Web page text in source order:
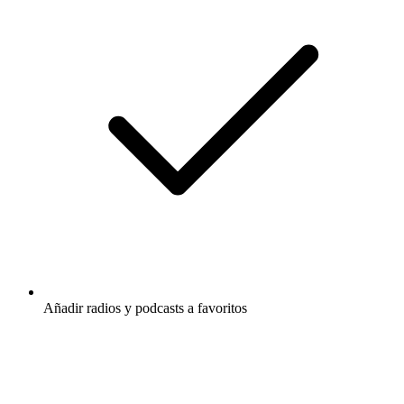
Añadir radios y podcasts a favoritos